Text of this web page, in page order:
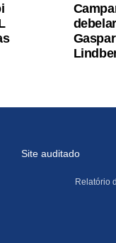
Site auditado
Relatório